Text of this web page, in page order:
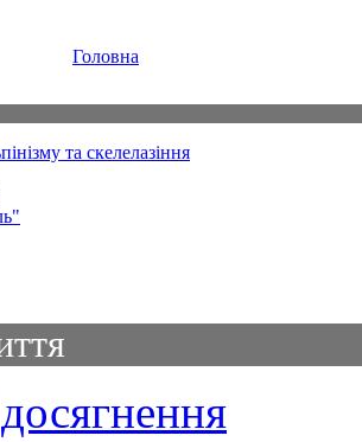
Головна
та скелелазіння